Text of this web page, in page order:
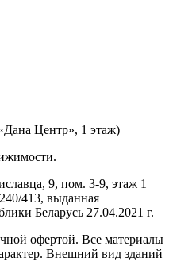
Центр», 1 этаж)
9, пом. 3-9, этаж 1
413, выданная
Беларусь 27.04.2021 г.
офертой. Все материалы
Внешний вид зданий